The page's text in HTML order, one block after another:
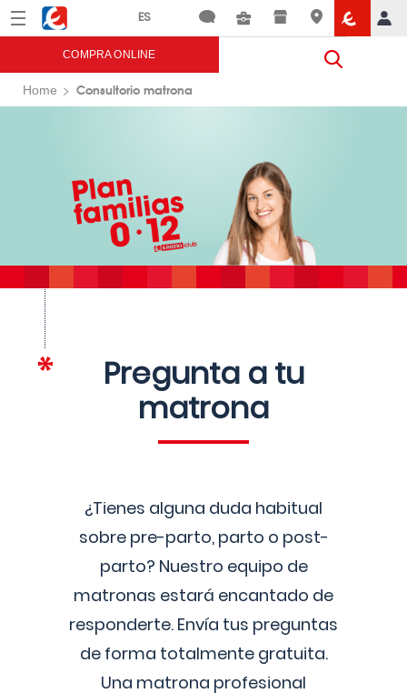
Menú Eroski
COMPRA ONLINE
Home Consultorio matrona
Pregunta a tu
matrona
¿Tienes alguna duda habitual
sobre pre-parto, parto o post-
parto? Nuestro equipo de
matronas estará encantado de
responderte. Envía tus preguntas
de forma totalmente gratuita.
Una matrona profesional